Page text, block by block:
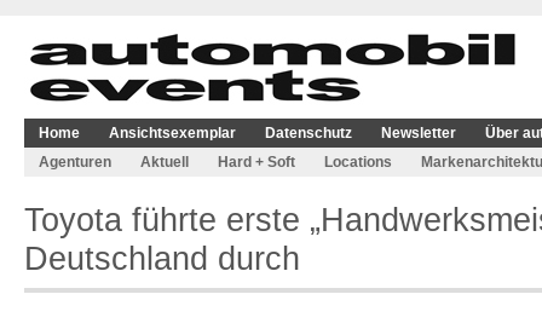
Home Ansichtsexemplar Datenschutz Newsletter
Über
Agenturen
Aktuell Hard + Soft Locations
Toyota führte erste
Deutschland durch